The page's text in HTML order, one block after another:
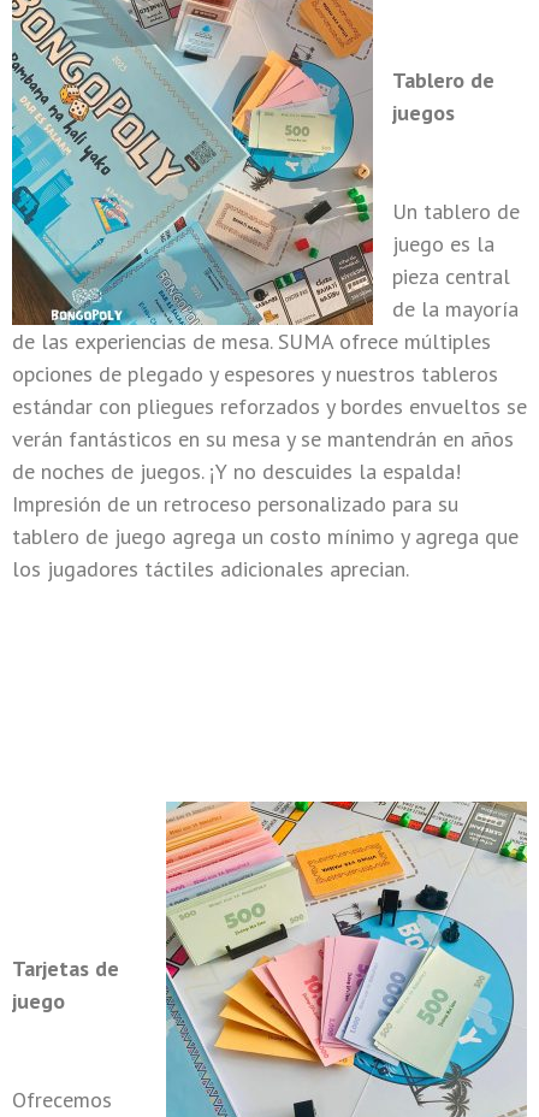
Tablero de
juegos
Un tablero de
juego es la
pieza central
de la mayoría
de las experiencias de mesa. SUMA ofrece múltiples
opciones de plegado y espesores y nuestros tableros
estándar con pliegues reforzados y bordes envueltos se
verán fantásticos en su mesa y se mantendrán en años
de noches de juegos. ¡Y no descuides la espalda!
Impresión de un retroceso personalizado para su
tablero de juego agrega un costo mínimo y agrega que
los jugadores táctiles adicionales aprecian.
Tarjetas de
juego
Ofrecemos